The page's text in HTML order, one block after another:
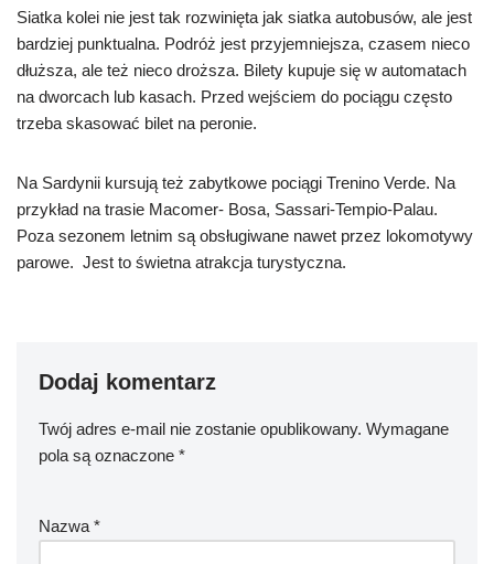
Siatka kolei nie jest tak rozwinięta jak siatka autobusów, ale jest
bardziej punktualna. Podróż jest przyjemniejsza, czasem nieco
dłuższa, ale też nieco droższa. Bilety kupuje się w automatach
na dworcach lub kasach. Przed wejściem do pociągu często
trzeba skasować bilet na peronie.
Na Sardynii kursują też zabytkowe pociągi Trenino Verde. Na
przykład na trasie Macomer- Bosa, Sassari-Tempio-Palau.
Poza sezonem letnim są obsługiwane nawet przez lokomotywy
parowe. Jest to świetna atrakcja turystyczna.
Dodaj komentarz
Twój adres e-mail nie zostanie opublikowany. Wymagane
pola są oznaczone *
Nazwa *